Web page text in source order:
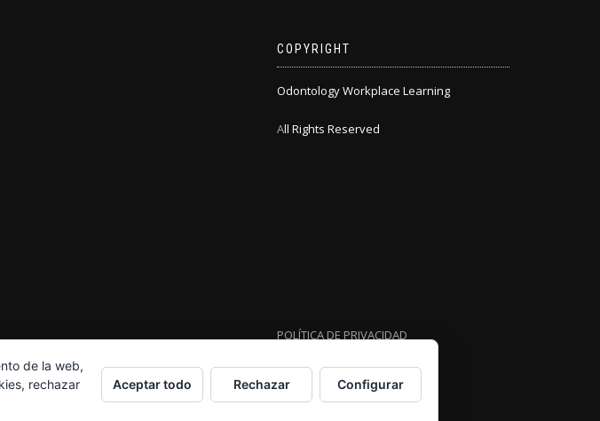
COPYRIGHT
Odontology Workplace Learning
All Rights Reserved
POLÍTICA DE PRIVACIDAD
de la web,
rechazar
Aceptar todo Rechazar Configurar